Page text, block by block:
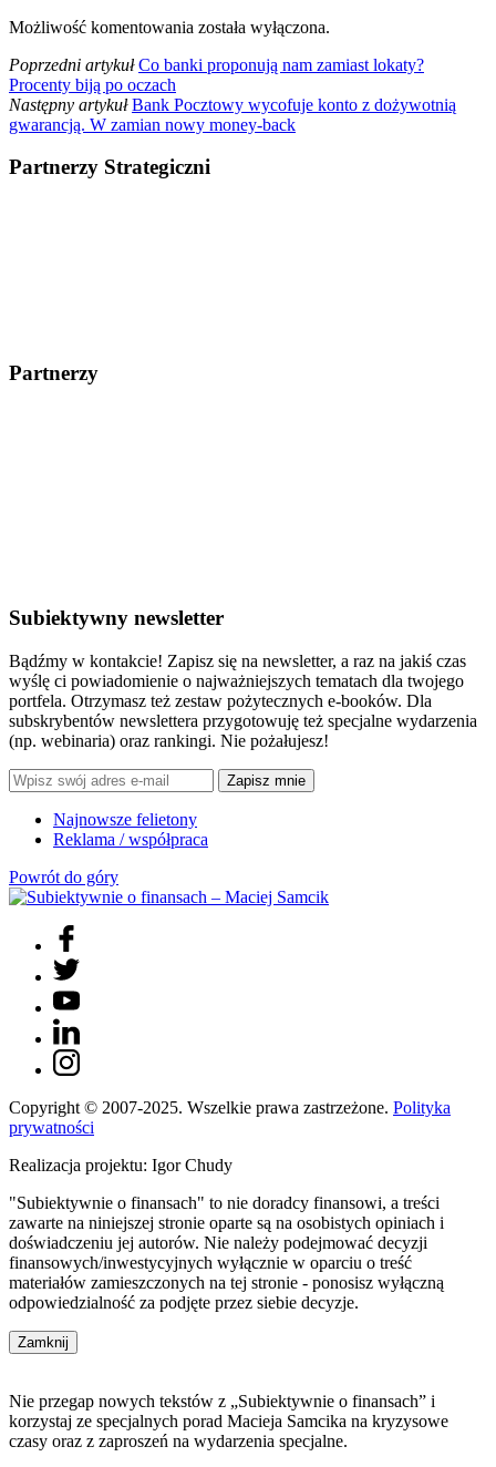
Możliwość komentowania została wyłączona.
Poprzedni artykuł Co banki proponują nam zamiast lokaty?
Procenty biją po oczach
Następny artykuł Bank Pocztowy wycofuje konto z dożywotnią
gwarancją. W zamian nowy money-back
Partnerzy Strategiczni
Partnerzy
Subiektywny newsletter
Bądźmy w kontakcie! Zapisz się na newsletter, a raz na jakiś czas
wyślę ci powiadomienie o najważniejszych tematach dla twojego
portfela. Otrzymasz też zestaw pożytecznych e-booków. Dla
subskrybentów newslettera przygotowuję też specjalne wydarzenia
(np. webinaria) oraz rankingi. Nie pożałujesz!
Zapisz mnie
Najnowsze felietony
Reklama / współpraca
Powrót do góry
Copyright © 2007-2025. Wszelkie prawa zastrzeżone. Polityka
prywatności
Realizacja projektu: Igor Chudy
"Subiektywnie o finansach" to nie doradcy finansowi, a treści
zawarte na niniejszej stronie oparte są na osobistych opiniach i
doświadczeniu jej autorów. Nie należy podejmować decyzji
finansowych/inwestycyjnych wyłącznie w oparciu o treść
materiałów zamieszczonych na tej stronie - ponosisz wyłączną
odpowiedzialność za podjęte przez siebie decyzje.
Zamknij
Nie przegap nowych tekstów z „Subiektywnie o finansach” i
korzystaj ze specjalnych porad Macieja Samcika na kryzysowe
czasy oraz z zaproszeń na wydarzenia specjalne.